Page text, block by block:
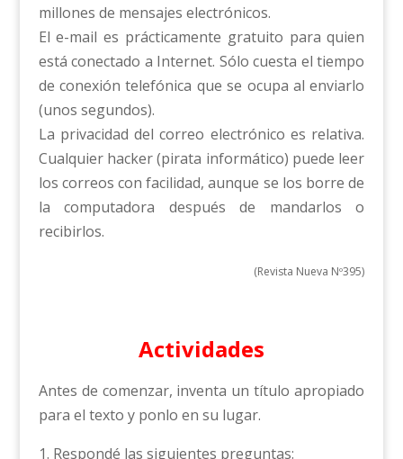
millones de mensajes electrónicos.
El e-mail es prácticamente gratuito para quien
está conectado a Internet. Sólo cuesta el tiempo
de conexión telefónica que se ocupa al enviarlo
(unos segundos).
La privacidad del correo electrónico es relativa.
Cualquier hacker (pirata informático) puede leer
los correos con facilidad, aunque se los borre de
la computadora después de mandarlos o
recibirlos.
(Revista Nueva Nº395)
Actividades
Antes de comenzar, inventa un título apropiado
para el texto y ponlo en su lugar.
1. Respondé las siguientes preguntas: